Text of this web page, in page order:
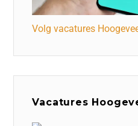
Volg vacatures
Vacatures